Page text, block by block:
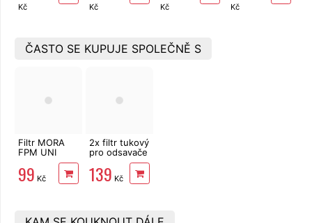
Kč Kč Kč Kč
ČASTO SE KUPUJE SPOLEČNĚ S
Filtr MORA
FPM UNI
99 Kč
2x filtr tukový
pro odsavače
par UNIV. 60
x 50 cm
139 Kč